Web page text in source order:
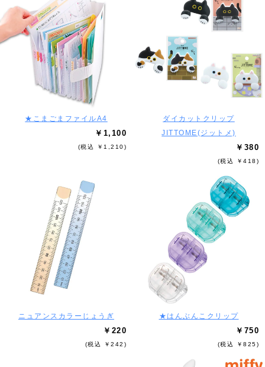
★こまごまファイルA4
￥1,100
(税込 ￥1,210)
ダイカットクリップ
JITTOME(ジットメ)
￥380
(税込 ￥418)
ニュアンスカラーじょうぎ
￥220
(税込 ￥242)
★はんぶんこクリップ
￥750
(税込 ￥825)